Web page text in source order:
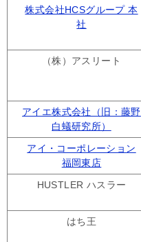
株式会社HCSグループ 本
社
（株）アスリート
アイエ株式会社（旧：藤野
白蟻研究所）
アイ・コーポレーション
福岡東店
HUSTLER ハスラー
はち王